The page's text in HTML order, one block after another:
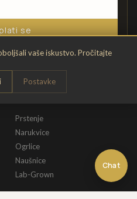
Chat
vaše iskustvo. Pročitajte
Postavke
se
Prstenje
Narukvice
Ogrlice
Naušnice
Lab-Grown